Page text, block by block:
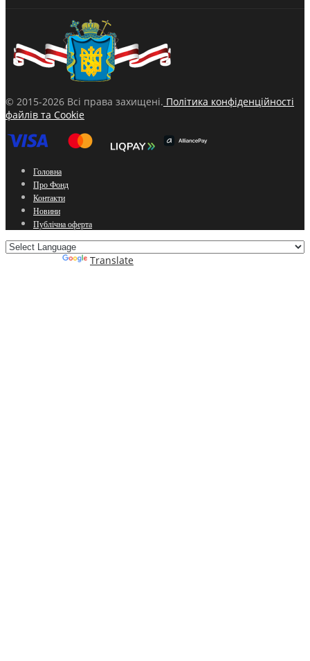
© 2015-2026 Всі права захищені. Політика конфіденційності
файлів та Cookie
Головна
Про Фонд
Контакти
Новини
Публічна оферта
Translate